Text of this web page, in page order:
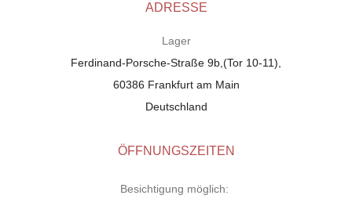
ADRESSE
Lager
Ferdinand-Porsche-Straße 9b,(Tor 10-11),
60386 Frankfurt am Main
Deutschland
ÖFFNUNGSZEITEN
Besichtigung möglich: